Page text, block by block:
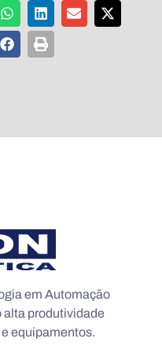
em Automação
alta produtividade
equipamentos.